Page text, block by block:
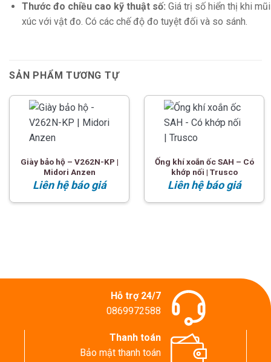
Thước đo chiều cao kỹ thuật số: Giá trị số hiển thị khi
xúc với vật đo. Có các chế độ đo tuyệt đối và so sánh.
SẢN PHẨM TƯƠNG TỰ
Giày bảo hộ – V262N-KP |
Midori Anzen
Liên hệ báo giá
Ống khí xoắn ốc SAH – Có
khớp nối | Trusco
Liên hệ báo giá
Hỗ trợ 24/7
0869972588
Thanh toán
Bảo mật thanh toán